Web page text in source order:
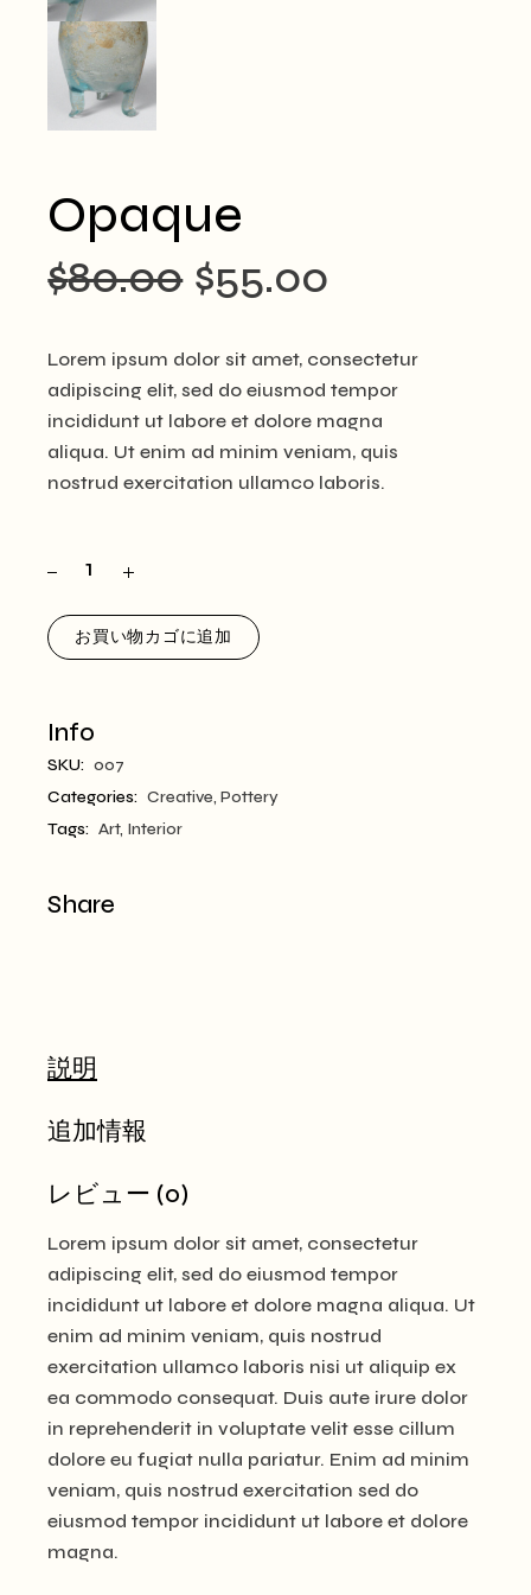
Opaque
$80.00
元
の
価
格
は
で
し
た。
$55.00
現
在
の
価
格
$55.00
で
す。
Lorem ipsum dolor sit amet, consectetur
adipiscing elit, sed do eiusmod tempor
incididunt ut labore et dolore magna
aliqua. Ut enim ad minim veniam, quis
nostrud exercitation ullamco laboris.
お買い物カゴに追加
Info
SKU: 007
Categories: Creative,Pottery
Tags: Art, Interior
Share
説明
追加情報
レビュー (0)
Lorem ipsum dolor sit amet, consectetur
adipiscing elit, sed do eiusmod tempor
incididunt ut labore et dolore magna aliqua. Ut
enim ad minim veniam, quis nostrud
exercitation ullamco laboris nisi ut aliquip ex
ea commodo consequat. Duis aute irure dolor
in reprehenderit in voluptate velit esse cillum
dolore eu fugiat nulla pariatur. Enim ad minim
veniam, quis nostrud exercitation sed do
eiusmod tempor incididunt ut labore et dolore
magna.